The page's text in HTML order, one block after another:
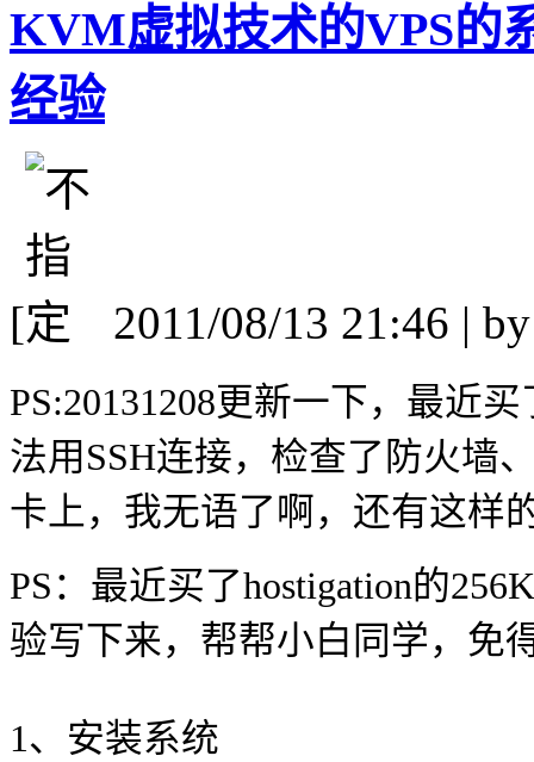
KVM虚拟技术的VPS的
经验
[ 2011/08/13 21:46 |
PS:20131208更新一下，最近
法用SSH连接，检查了防火墙
卡上，我无语了啊，还有这
PS：最近买了hostigation的
验写下来，帮帮小白同学，免
1、安装系统